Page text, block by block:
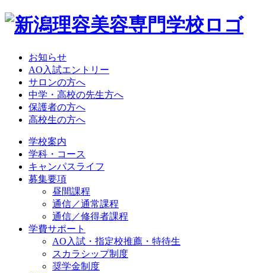
お知らせ
AO入試エントリー
サロンの方へ
中学・高校の先生方へ
保護者の方へ
高校生の方へ
学校案内
学科・コース
キャンパスライフ
募集要項
昼間課程
通信／通常課程
通信／修得者課程
学費サポート
AO入試・指定校推薦・特待生
スカラシップ制度
奨学金制度